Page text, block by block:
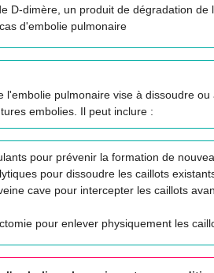
D-dimère, un produit de dégradation de
d'embolie pulmonaire
l'embolie pulmonaire vise à dissoudre
embolies. Il peut inclure :
pour prévenir la formation de
pour dissoudre les caillots
cave pour intercepter les caillots
pour enlever physiquement les